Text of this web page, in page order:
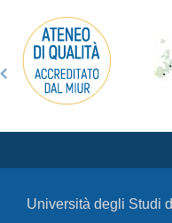
Università degli Studi